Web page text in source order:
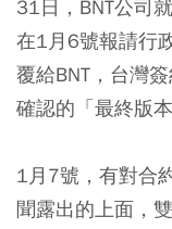
31日，BNT公司
在1月6號報請行
覆給BNT，台灣
確認的「最終版本
1月7號，有對合
聞露出的上面，